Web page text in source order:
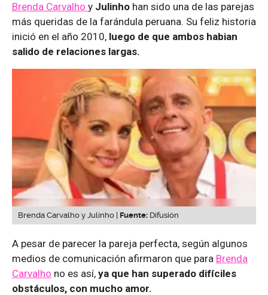
Brenda Carvalho y Julinho han sido una de las parejas
más queridas de la farándula peruana. Su feliz historia
inició en el año 2010, luego de que ambos habian
salido de relaciones largas.
Brenda Carvalho y Julinho | Fuente: Difusión
A pesar de parecer la pareja perfecta, según algunos
medios de comunicación afirmaron que para Brenda
Carvalho no es así, ya que han superado difíciles
obstáculos, con mucho amor.